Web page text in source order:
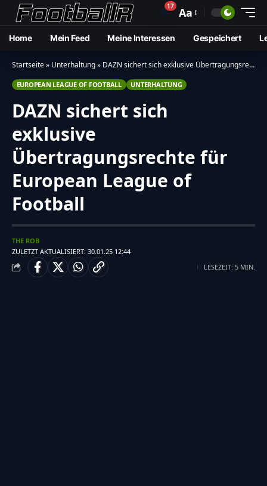
🔔17 Aa
Home Mein Feed Meine Interessen Gespeichert
Startseite» Unterhaltung» DAZN sichert sich exklusive Übertragungsrechte für European League of Football
EUROPEAN LEAGUE OF FOOTBALL UNTERHALTUNG
DAZN sichert sich
exklusive
Übertragungsrechte für
European League of
Football
ZULETZT AKTUALISIERT: 30.01.25 12:44
THE ROB
LESEZEIT: 5 MIN.